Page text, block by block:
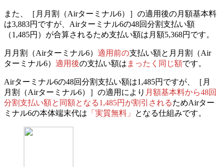
また、［月月割（Airターミナル6）］の適用後の月額基本料
は3,883円ですが、Airターミナル6の48回分割支払い額
（1,485円）が合算されるため支払い額は月額5,368円です。
月月割（Airターミナル6） 適用前の支払い額と月月割（Air
ターミナル6） 適用後の支払い額は まったく同じ額です。
Airターミナル6の48回分割支払い額は1,485円ですが、
［月
月割（Airターミナル6）］の適用により 月額基本料から48回
分割支払い額と同額となる1,485円が割引されるためAirター
ミナル6の本体端末代は 「実質無料」 となる仕組みです。